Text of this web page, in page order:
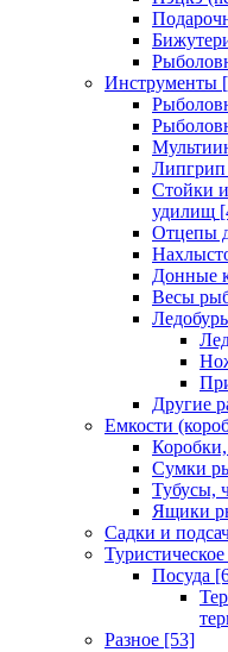
Инструменты
Липгрип
Стойки
удилищ
Отцепы
Донные
Весы
Другие
Емкости
Сумки
Тубусы,
Ящики
Садки и
Посуда
Разное [53]